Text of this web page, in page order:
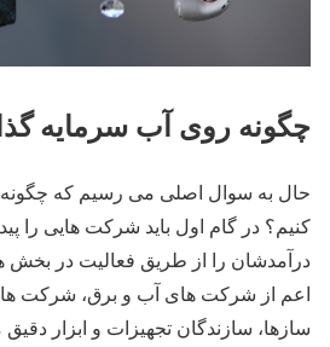
چگونه روی آب سرمایه
حال به سوال اصلی می رسیم که
درآمدشان را از طریق فعالیت در
اعم از شرکت های آب و برق، شرکت
سازها، سازندگان تجهیزات و ابزار